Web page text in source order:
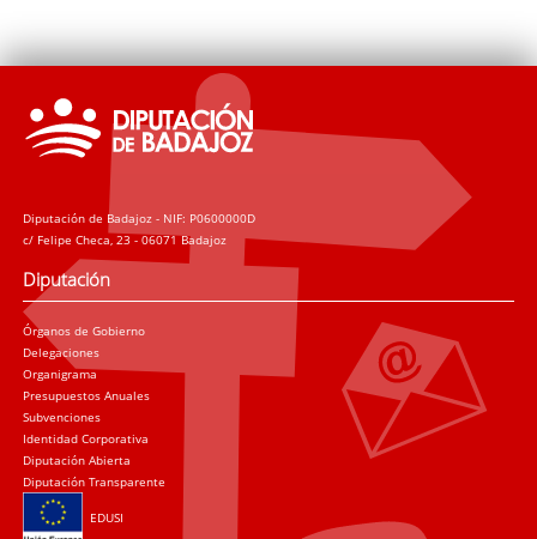
Diputación de Badajoz - NIF: P0600000D
c/ Felipe Checa, 23 - 06071 Badajoz
Diputación
Órganos de Gobierno
Delegaciones
Organigrama
Presupuestos Anuales
Subvenciones
Identidad Corporativa
Diputación Abierta
Diputación Transparente
EDUSI